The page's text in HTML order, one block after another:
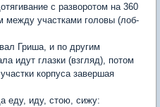
с разворотом на 360
между участками головы (лоб-
Гриша, и по другим
идут глазки (взгляд), потом
корпуса завершая
еду, иду, стою, сижу: